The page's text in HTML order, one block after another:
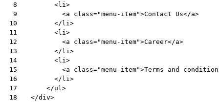
8
9
10
11
12
13
14
15
16
17
18
<li >
<a class="menu-item">Contact Us</a>
</li >
<li >
<a class="menu-item">Career</a>
</li >
<li >
<a class="menu-item">Terms and
</li >
</ul >
</div>